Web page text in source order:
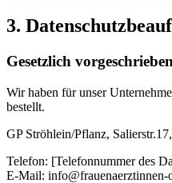
3.
Gesetzlich
Wir haben für unser
bestellt.
GP Ströhlein/Pflanz,
Telefon: [Telefonnummer des
E-Mail: info@frauenaerztinnen-